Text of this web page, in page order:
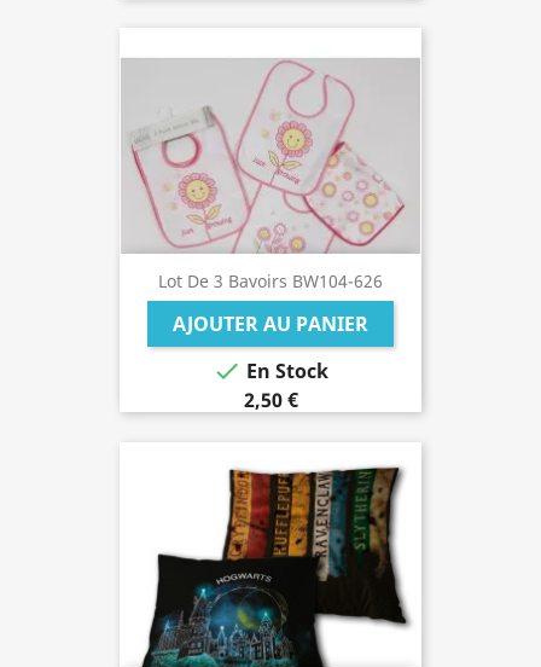
Lot De 3 Bavoirs BW104-626
AJOUTER AU PANIER
 En Stock
2,50 €